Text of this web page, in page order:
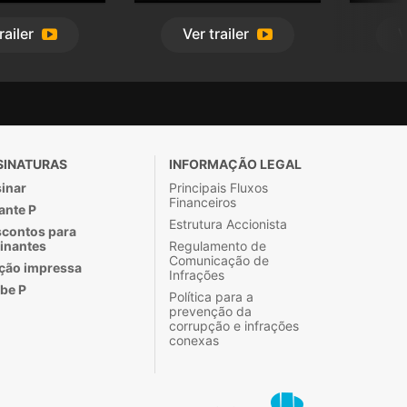
Ver trailer
P
para
impressa
P
INFORMAÇÃO LEGAL
Principais Fluxos
Financeiros
Estrutura Accionista
Regulamento de
Comunicação de
Infrações
Política para a
prevenção da
corrupção e infrações
conexas